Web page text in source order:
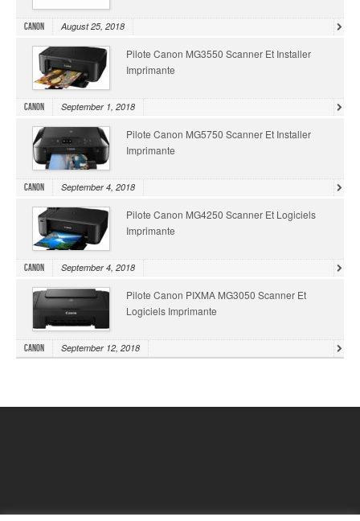
Canon August 25, 2018
Pilote Canon MG3550 Scanner Et Installer
Imprimante
Canon September 1, 2018
Pilote Canon MG5750 Scanner Et Installer
Imprimante
Canon September 4, 2018
Pilote Canon MG4250 Scanner Et Logiciels
Imprimante
Canon September 4, 2018
Pilote Canon PIXMA MG3050 Scanner Et
Logiciels Imprimante
Canon September 12, 2018